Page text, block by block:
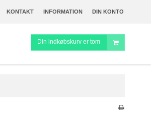
KONTAKT INFORMATION DIN KONTO
Din indkøbskurv er tom